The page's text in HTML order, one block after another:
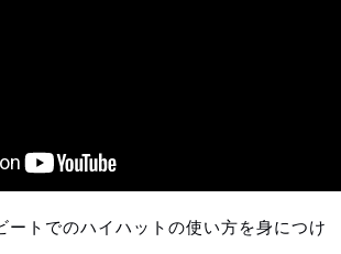
ートでのハイハットの使い方を身につけ